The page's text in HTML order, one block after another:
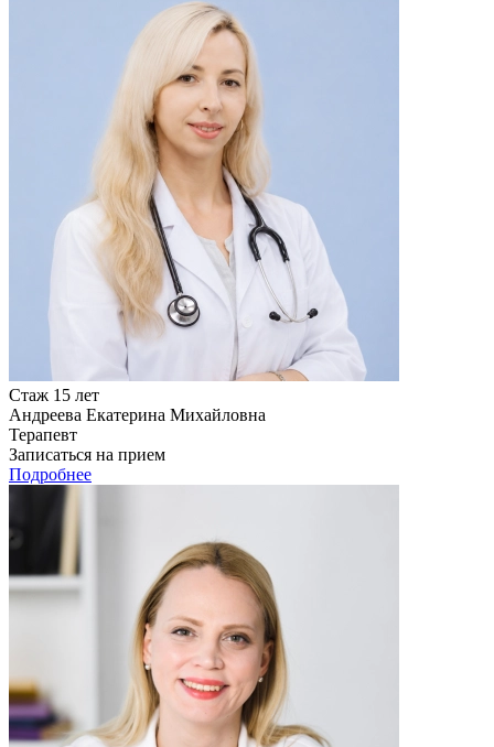
Стаж 15 лет
Андреева Екатерина Михайловна
Терапевт
Записаться на прием
Подробнее